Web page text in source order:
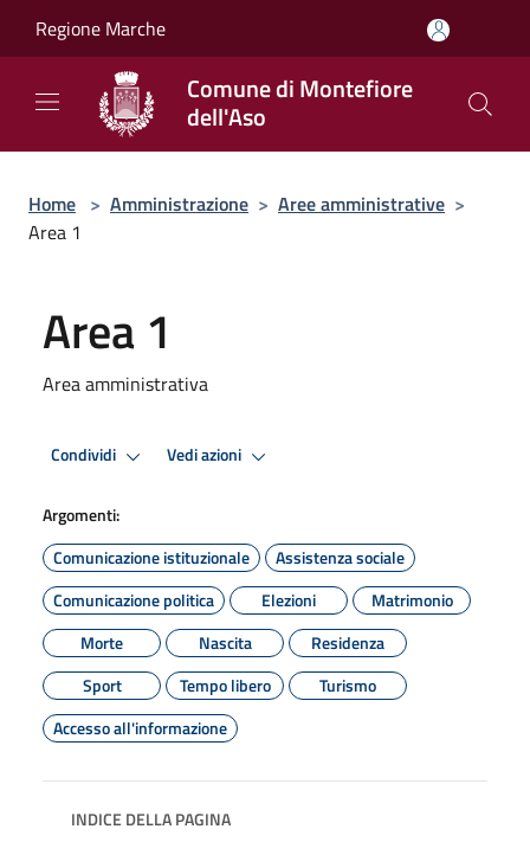
Regione Marche
Comune di Montefiore
dell'Aso
Home > Amministrazione > Aree amministrative >
Area 1
Area 1
Area amministrativa
Condividi Vedi azioni
Argomenti:
Comunicazione istituzionale
Assistenza sociale
Comunicazione politica
Elezioni
Matrimonio
Morte
Nascita
Residenza
Sport
Tempo libero
Turismo
Accesso all'informazione
INDICE DELLA PAGINA